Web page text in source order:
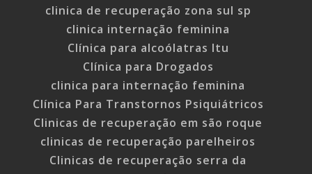
clinica de recuperação zona sul sp
clinica internação feminina
Clínica para alcoólatras Itu
Clínica para Drogados
clinica para internação feminina
Clínica Para Transtornos Psiquiátricos
Clinicas de recuperação em são roque
clinicas de recuperação parelheiros
Clinicas de recuperação serra da